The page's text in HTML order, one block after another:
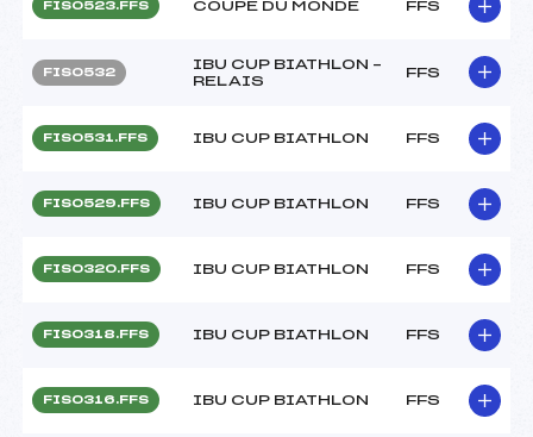
FIS0523.FFS COUPE DU MONDE FFS
FIS0532
IBU CUP BIATHLON –
RELAIS
FFS
FIS0531.FFS IBU CUP BIATHLON FFS
FIS0529.FFS IBU CUP BIATHLON FFS
FIS0320.FFS IBU CUP BIATHLON FFS
FIS0318.FFS IBU CUP BIATHLON FFS
FIS0316.FFS IBU CUP BIATHLON FFS